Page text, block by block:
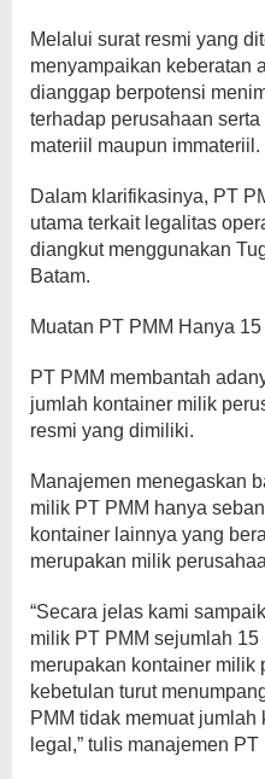
Melalui surat resmi yang
menyampaikan keberatan
dianggap berpotensi
terhadap perusahaan
materiil maupun immateriil.
Dalam klarifikasinya, PT
utama terkait legalitas
diangkut menggunakan
Batam.
Muatan PT PMM Hanya
PT PMM membantah
jumlah kontainer milik
resmi yang dimiliki.
Manajemen menegaskan
milik PT PMM hanya
kontainer lainnya yang
merupakan milik
“Secara jelas kami
milik PT PMM sejumlah
merupakan kontainer milik
kebetulan turut
PMM tidak memuat
legal,” tulis manajemen PT